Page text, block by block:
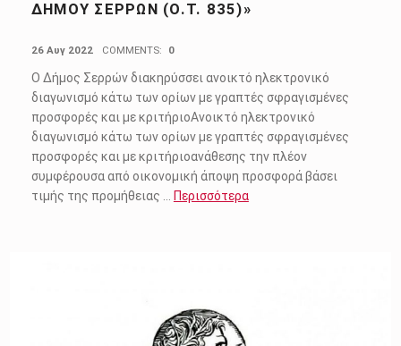
ΔΉΜΟΥ ΣΕΡΡΏΝ (Ο.Τ. 835)»
26 Αυγ 2022 COMMENTS: 0
Ο Δήμος Σερρών διακηρύσσει ανοικτό ηλεκτρονικό
διαγωνισμό κάτω των ορίων με γραπτές σφραγισμένες
προσφορές και με κριτήριοΑνοικτό ηλεκτρονικό
διαγωνισμό κάτω των ορίων με γραπτές σφραγισμένες
προσφορές και με κριτήριοανάθεσης την πλέον
συμφέρουσα από οικονομική άποψη προσφορά βάσει
τιμής της προμήθειας … Περισσότερα